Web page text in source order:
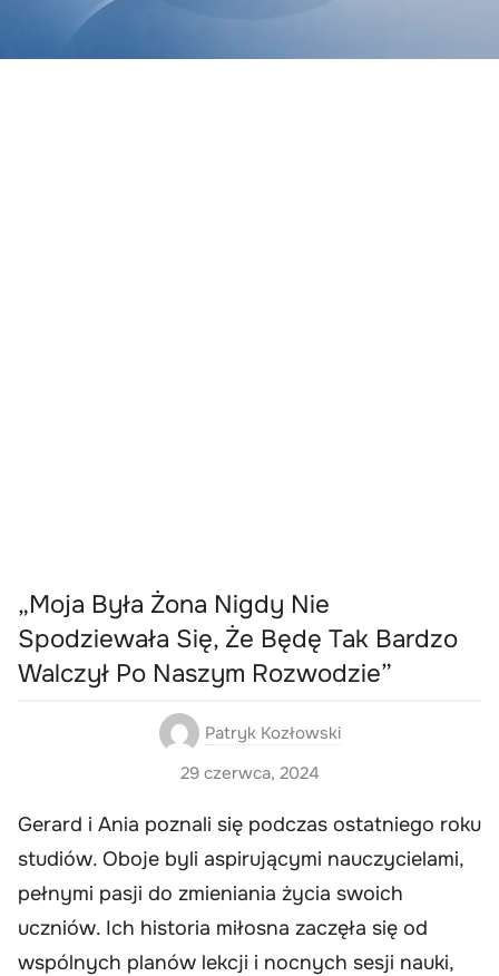
„Moja Była Żona Nigdy Nie
Spodziewała Się, Że Będę Tak Bardzo
Walczył Po Naszym Rozwodzie”
Patryk Kozłowski
29 czerwca, 2024
Gerard i Ania poznali się podczas ostatniego roku
studiów. Oboje byli aspirującymi nauczycielami,
pełnymi pasji do zmieniania życia swoich
uczniów. Ich historia miłosna zaczęła się od
wspólnych planów lekcji i nocnych sesji nauki,